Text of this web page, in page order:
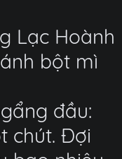
Lạc Hoành
bột mì
đầu:
chút. Đợi